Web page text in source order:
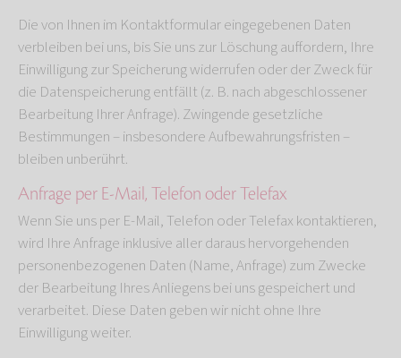
Die von Ihnen im Kontaktformular eingegebenen Daten
verbleiben bei uns, bis Sie uns zur Löschung auffordern, Ihre
Einwilligung zur Speicherung widerrufen oder der Zweck für
die Datenspeicherung entfällt (z. B. nach abgeschlossener
Bearbeitung Ihrer Anfrage). Zwingende gesetzliche
Bestimmungen – insbesondere Aufbewahrungsfristen –
bleiben unberührt.
Anfrage per E-Mail, Telefon oder Telefax
Wenn Sie uns per E-Mail, Telefon oder Telefax kontaktieren,
wird Ihre Anfrage inklusive aller daraus hervorgehenden
personenbezogenen Daten (Name, Anfrage) zum Zwecke
der Bearbeitung Ihres Anliegens bei uns gespeichert und
verarbeitet. Diese Daten geben wir nicht ohne Ihre
Einwilligung weiter.